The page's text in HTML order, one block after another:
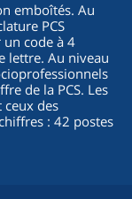
emboîtés. Au
PCS
code à 4
lettre. Au niveau
de la PCS. Les
des
: 42 postes